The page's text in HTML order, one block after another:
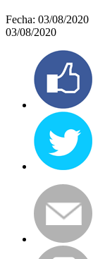
Fecha: 03/08/2020
03/08/2020